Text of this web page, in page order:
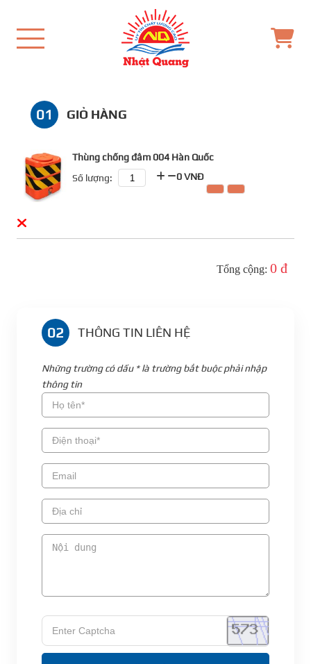
01 GIỎ HÀNG
Thùng chống đâm 004 Hàn Quốc
0 VNĐ
Số lượng:
Tổng cộng: 0 đ
02 THÔNG TIN LIÊN HỆ
Những trường có dấu * là trường bắt buộc phải nhập
thông tin